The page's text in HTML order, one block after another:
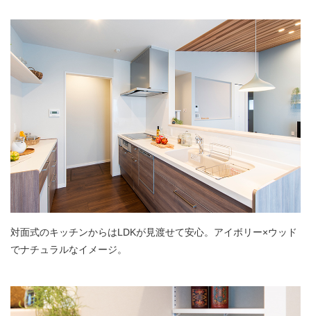
対面式のキッチンからはLDKが見渡せて安心。アイボリー×ウッド
でナチュラルなイメージ。